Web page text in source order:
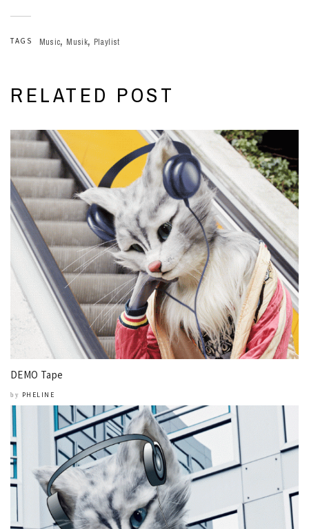
TAGS Music, Musik, Playlist
RELATED POST
DEMO Tape
by PHELINE